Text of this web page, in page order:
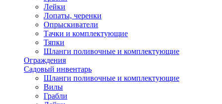
Лейки
Лопаты, черенки
Опрыскиватели
Тачки и комплектующие
Тяпки
Шланги поливочные и комплектующие
Ограждения
Садовый инвентарь
Шланги поливочные и комплектующие
Вилы
Грабли